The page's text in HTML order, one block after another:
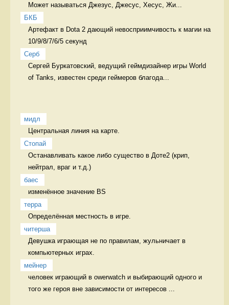
Может называться Джезус, Джесус, Хесус, Жи...
БКБ
Артефакт в Dota 2 дающий невосприимчивость к магии на
10/9/8/7/6/5 секунд
Серб
Сергей Буркатовский, ведущий геймдизайнер игры World
of Tanks, известен среди геймеров благода...
мидл
Центральная линия на карте.
Стопай
Останавливать какое либо существо в Доте2 (крип,
нейтрал, враг и т.д.)
баес
изменённое значение BS
терра
Определённая местность в игре.
читерша
Девушка играющая не по правилам, жульничает в
компьютерных играх.
мейнер
человек играющий в owerwatch и выбирающий одного и
того же героя вне зависимости от интересов ...